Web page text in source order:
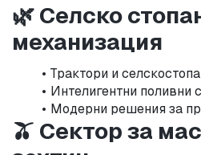
🌿 Селско
механизация
Трактори и
Интелигентни поливни
Модерни решения за
🫒 Сектор за